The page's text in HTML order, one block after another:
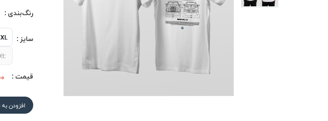
رنگ‌بندی :
سایز :
قیمت :
افزودن